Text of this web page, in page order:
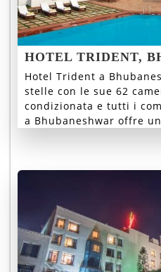
HOTEL TRIDENT,
Hotel Trident a
stelle con le sue 62
condizionata e tutti i
a Bhubaneshwar offre